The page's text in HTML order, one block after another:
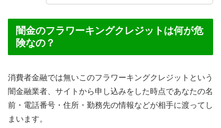
闇金のフラワーキングクレジットは何が危
険なの？
消費者金融では無いこのフラワーキングクレジットという
闇金融業者、サイトから申し込みをした時点であなたの名
前・電話番号・住所・勤務先の情報などが相手に渡ってし
まいます。